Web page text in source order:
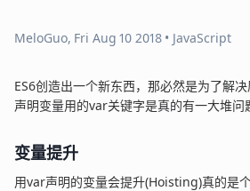
MeloGuo, Fri Aug 10 2018• JavaScript
ES6创造出一个新东西，那必然是为了解
声明变量用的var关键字是真的有一大堆问
变量提升
用var声明的变量会提升(Hoisting)真的是个